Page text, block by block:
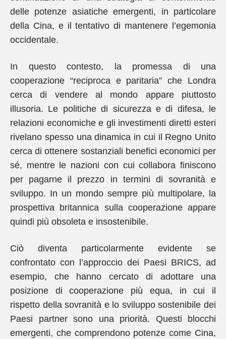
delle potenze asiatiche emergenti, in particolare
della Cina, e il tentativo di mantenere l’egemonia
occidentale.
In questo contesto, la promessa di una
cooperazione “reciproca e paritaria” che Londra
cerca di vendere al mondo appare piuttosto
illusoria. Le politiche di sicurezza e di difesa, le
relazioni economiche e gli investimenti diretti esteri
rivelano spesso una dinamica in cui il Regno Unito
cerca di ottenere sostanziali benefici economici per
sé, mentre le nazioni con cui collabora finiscono
per pagarne il prezzo in termini di sovranità e
sviluppo. In un mondo sempre più multipolare, la
prospettiva britannica sulla cooperazione appare
quindi più obsoleta e insostenibile.
Ciò diventa particolarmente evidente se
confrontato con l’approccio dei Paesi BRICS, ad
esempio, che hanno cercato di adottare una
posizione di cooperazione più equa, in cui il
rispetto della sovranità e lo sviluppo sostenibile dei
Paesi partner sono una priorità. Questi blocchi
emergenti, che comprendono potenze come Cina,